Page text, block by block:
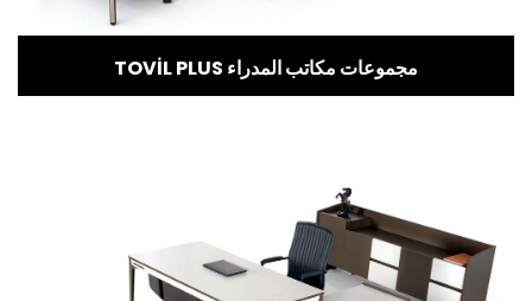
TOVİL PLUS مجموعات مكاتب المدراء